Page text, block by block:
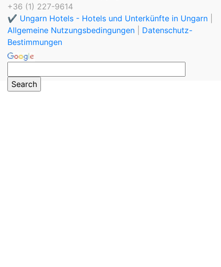
+36 (1) 227-9614
✔️ Ungarn Hotels - Hotels und Unterkünfte in Ungarn
Allgemeine Nutzungsbedingungen
Datenschutz-
Bestimmungen